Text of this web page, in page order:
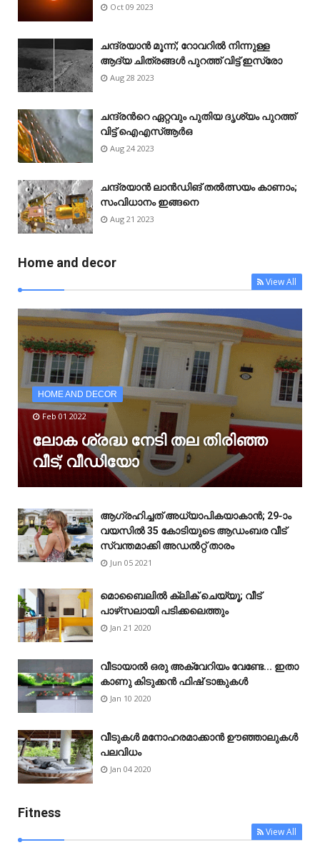
Oct 09 2023
ചന്ദ്രയാൻ മൂന്ന്; റോവറിൽ നിന്നുള്ള
ആദ്യ ചിത്രങ്ങൾ പുറത്ത് വിട്ട് ഇസ്രോ
Aug 28 2023
ചന്ദ്രന്‍റെ ഏറ്റവും പുതിയ ദൃശ്യം പുറത്ത്
വിട്ട് ഐഎസ്ആർഒ
Aug 24 2023
ചന്ദ്രയാൻ ലാൻഡിങ് തൽത്സയം കാണാം;
സംവിധാനം ഇങ്ങനെ
Aug 21 2023
Home and decor
View All
HOME AND DECOR
Feb 01 2022
ലോക ശ്രദ്ധ നേടി തല തിരിഞ്ഞ
വീട്; വീഡിയോ
ആഗ്രഹിച്ചത് അധ്യാപികയാകാൻ; 29-ാം
വയസിൽ 35 കോടിയുടെ ആഡംബര വീട്
സ്വന്തമാക്കി അഡൽറ്റ് താരം
Jun 05 2021
മൊബൈലിൽ ക്ലിക് ചെയ്യൂ; വീട്
പാഴ്‌സലായി പടിക്കലെത്തും
Jan 21 2020
വീടായാൽ ഒരു അക്വേറിയം വേണ്ടേ... ഇതാ
കാണു കിടുക്കൻ ഫിഷ് ടാങ്കുകൾ
Jan 10 2020
വീടുകൾ മനോഹരമാക്കാൻ ഊഞ്ഞാലുകൾ
പലവിധം
Jan 04 2020
Fitness
View All